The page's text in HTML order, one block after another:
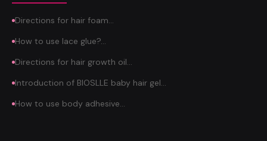
Directions for hair foam…
How to use lace glue?…
Directions for hair growth oil…
Introduction of BIOSLLE baby hair gel…
How to use body adhesive…